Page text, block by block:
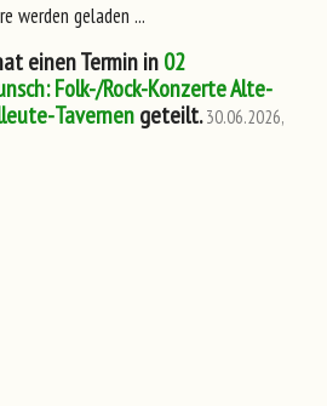
werden geladen ...
einen Termin in02
Folk-/Rock-Konzerte Alte-
Tavernengeteilt.30.06.2026,